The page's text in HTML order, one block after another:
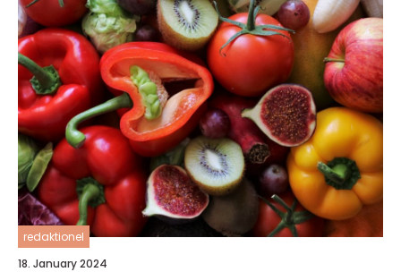
redaktionel
18. January 2024